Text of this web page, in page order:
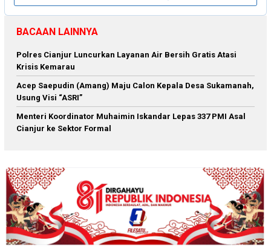
BACAAN LAINNYA
Polres Cianjur Luncurkan Layanan Air Bersih Gratis Atasi
Krisis Kemarau
Acep Saepudin (Amang) Maju Calon Kepala Desa Sukamanah,
Usung Visi “ASRI”
Menteri Koordinator Muhaimin Iskandar Lepas 337 PMI Asal
Cianjur ke Sektor Formal